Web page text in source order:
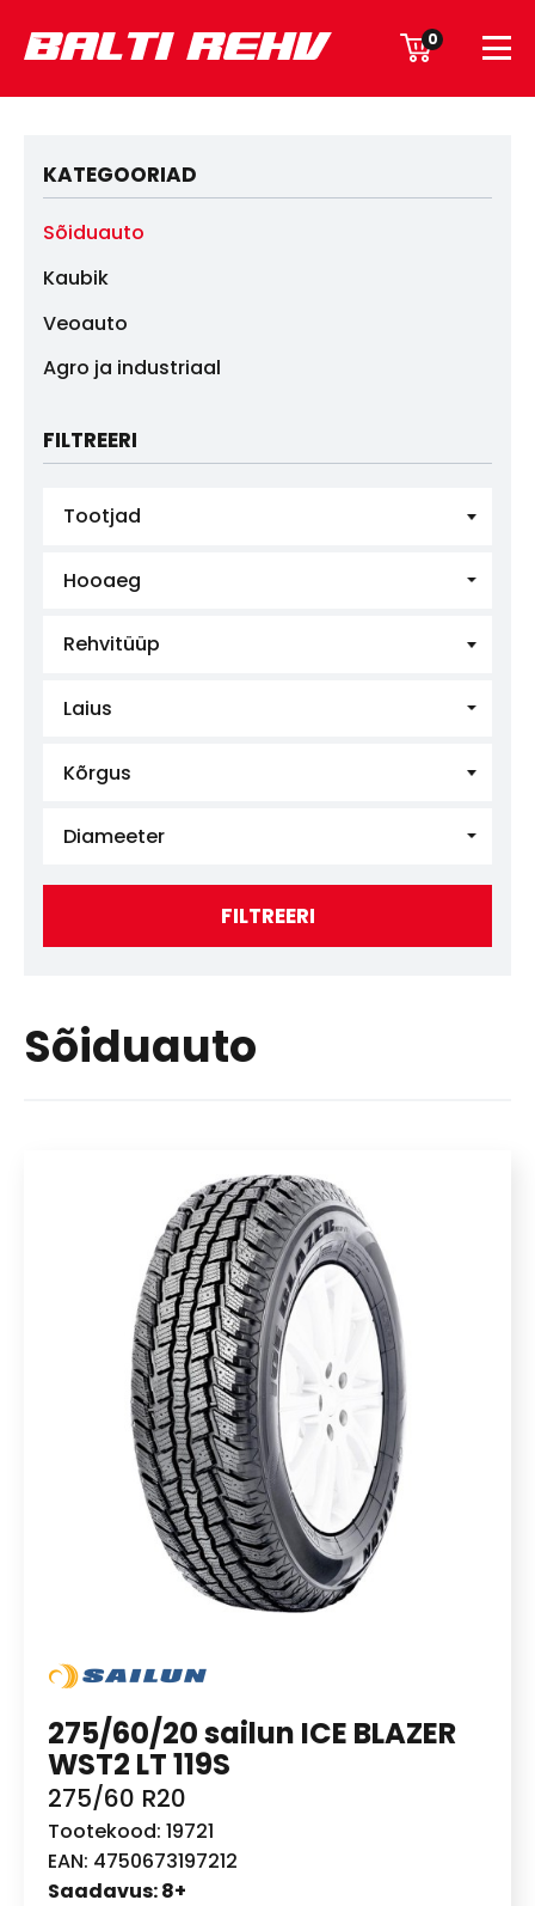
0
KATEGOORIAD
Sõiduauto
Kaubik
Veoauto
Agro ja industriaal
FILTREERI
Tootjad
Rehvitüüp
Hooaeg
Laius
Kõrgus
Diameeter
FILTREERI
Sõiduauto
275/60/20 sailun ICE BLAZER
WST2 LT 119S
275/60 R20
Tootekood: 19721
EAN: 4750673197212
Saadavus: 8+